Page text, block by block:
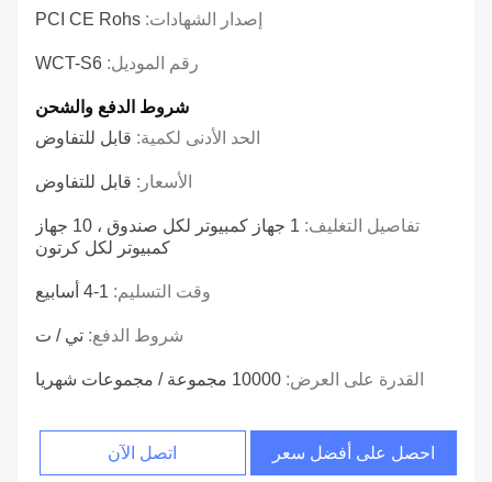
إصدار الشهادات: PCI CE Rohs
رقم الموديل: WCT-S6
شروط الدفع والشحن
الحد الأدنى لكمية: قابل للتفاوض
الأسعار: قابل للتفاوض
تفاصيل التغليف:
1 جهاز كمبيوتر لكل صندوق ، 10 جهاز
كمبيوتر لكل كرتون
وقت التسليم: 1-4 أسابيع
شروط الدفع: تي / ت
القدرة على العرض: 10000 مجموعة / مجموعات شهريا
احصل على أفضل سعر اتصل الآن